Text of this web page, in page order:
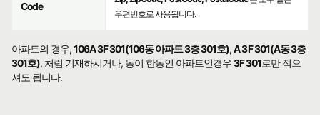
Code
우편번호로 사용됩니다.
아파트의 경우,106A 3F 301(106동 아파트 3층 301호),A 3F 301(A동 3층
301호), 처럼 기재하시거나, 동이 한동인 아파트인경우3F 301로만 적으
셔도 됩니다.